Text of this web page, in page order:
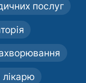
послуг
лікарю